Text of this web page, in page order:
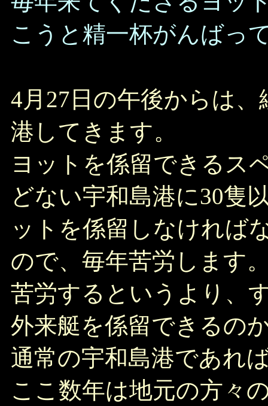
こうと精一杯がんばっ
4月27日の午後からは
港してきます。
ヨットを係留できるス
どない宇和島港に30隻
ットを係留しなければ
ので、毎年苦労します
苦労するというより、
外来艇を係留できるの
通常の宇和島港であれ
ここ数年は地元の方々